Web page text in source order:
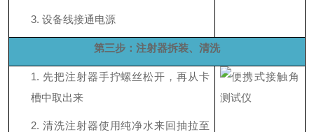
3. 设备线接通电源
第三步：注射器拆装、清洗
1. 先把注射器手拧螺丝松开，再从卡
槽中取出来
2. 清洗注射器使用纯净水来回抽拉至